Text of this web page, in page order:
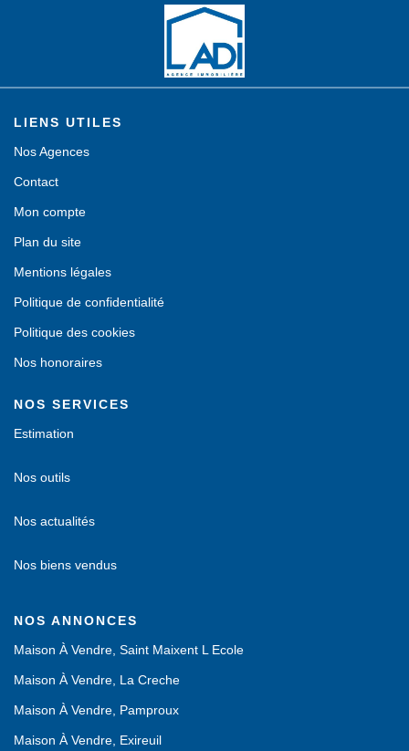
LIENS UTILES
Nos Agences
Contact
Mon compte
Plan du site
Mentions légales
Politique de confidentialité
Politique des cookies
Nos honoraires
NOS SERVICES
Estimation
Nos outils
Nos actualités
Nos biens vendus
NOS ANNONCES
Maison À Vendre, Saint Maixent L Ecole
Maison À Vendre, La Creche
Maison À Vendre, Pamproux
Maison À Vendre, Exireuil